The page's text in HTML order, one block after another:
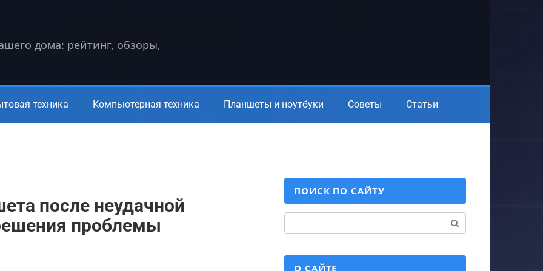
дома: рейтинг, обзоры,
техника Компьютерная техника Планшеты и ноутбуки Советы Статьи
после неудачной
проблемы
ПОИСК ПО САЙТУ
О САЙТЕ